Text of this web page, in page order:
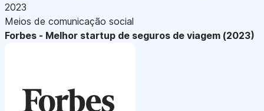
2023
Meios de comunicação social
Forbes - Melhor startup de seguros de viagem (2023)